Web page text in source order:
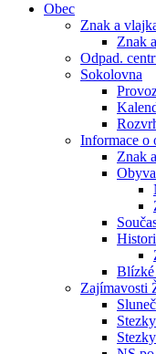
Obec
Znak a
Znak
Odpad.
Sokolovna
Informace o
Znak
Zajímavosti